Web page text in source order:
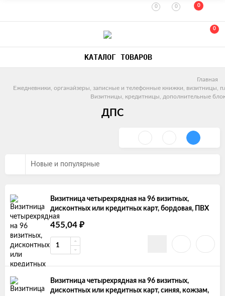
0 0 0
0
КАТАЛОГ ТОВАРОВ
Главная
Ежедневники, органайзеры, записные и телефонные книжки, визитницы,
Визитницы, кредитницы, дополнительные
ДПС
Новые и популярные
Визитница четырехрядная на 96 визитных,
дисконтных или кредитных карт, бордовая, ПВХ
455,04 ₽
Визитница четырехрядная на 96 визитных,
дисконтных или кредитных карт, синяя, кожзам,